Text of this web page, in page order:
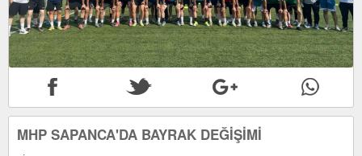
MHP SAPANCA'DA BAYRAK DEĞİŞİMİ